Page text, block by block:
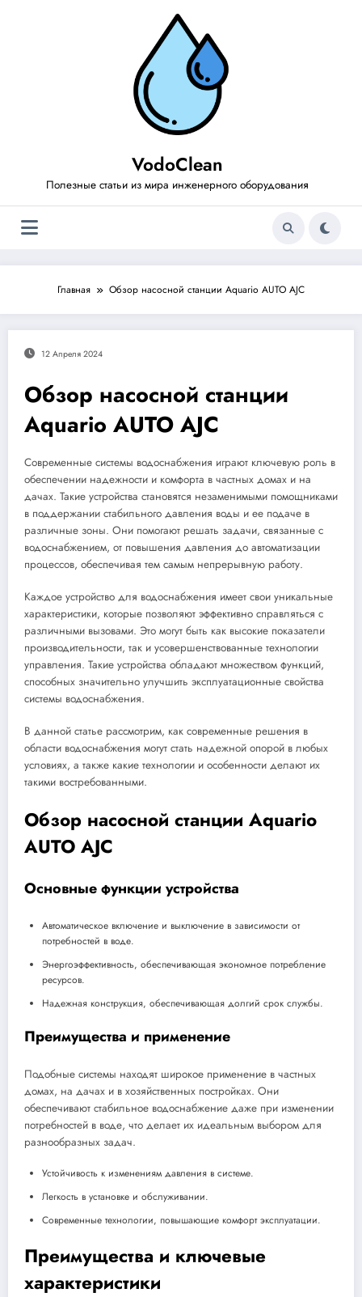
VodoClean
Полезные статьи из мира инженерного оборудования
Главная Обзор насосной станции Aquario AUTO AJC
12 Апреля 2024
Обзор насосной станции
Aquario AUTO AJC
Современные системы водоснабжения играют ключевую роль в
обеспечении надежности и комфорта в частных домах и на
дачах. Такие устройства становятся незаменимыми помощниками
в поддержании стабильного давления воды и ее подаче в
различные зоны. Они помогают решать задачи, связанные с
водоснабжением, от повышения давления до автоматизации
процессов, обеспечивая тем самым непрерывную работу.
Каждое устройство для водоснабжения имеет свои уникальные
характеристики, которые позволяют эффективно справляться с
различными вызовами. Это могут быть как высокие показатели
производительности, так и усовершенствованные технологии
управления. Такие устройства обладают множеством функций,
способных значительно улучшить эксплуатационные свойства
системы водоснабжения.
В данной статье рассмотрим, как современные решения в
области водоснабжения могут стать надежной опорой в любых
условиях, а также какие технологии и особенности делают их
такими востребованными.
Обзор насосной станции Aquario
AUTO AJC
Основные функции устройства
Автоматическое включение и выключение в зависимости от
потребностей в воде.
Энергоэффективность, обеспечивающая экономное потребление
ресурсов.
Надежная конструкция, обеспечивающая долгий срок службы.
Преимущества и применение
Подобные системы находят широкое применение в частных
домах, на дачах и в хозяйственных постройках. Они
обеспечивают стабильное водоснабжение даже при изменении
потребностей в воде, что делает их идеальным выбором для
разнообразных задач.
Устойчивость к изменениям давления в системе.
Легкость в установке и обслуживании.
Современные технологии, повышающие комфорт эксплуатации.
Преимущества и ключевые
характеристики